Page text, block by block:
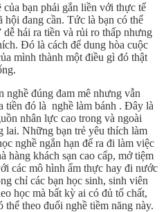
bạn phải gắn liền với thực tế
đang cần. Tức là bạn có thể
hái ra tiền và rủi ro thấp nhưng
Đó là cách để dung hòa cuộc
mình thành một điều gì đó thật
nghề đúng đam mê nhưng vẫn
tiền đó là nghề làm bánh . Đây là
nhân lực cao trong và ngoài
lai. Những bạn trẻ yêu thích làm
nghề ngắn hạn để ra đi làm việc
hàng khách sạn cao cấp, mở tiệm
các mô hình ẩm thực hay đi nước
chỉ các bạn học sinh, sinh viên
học mà bất kỳ ai có đủ tố chất,
thể theo đuổi nghề tiềm năng này.